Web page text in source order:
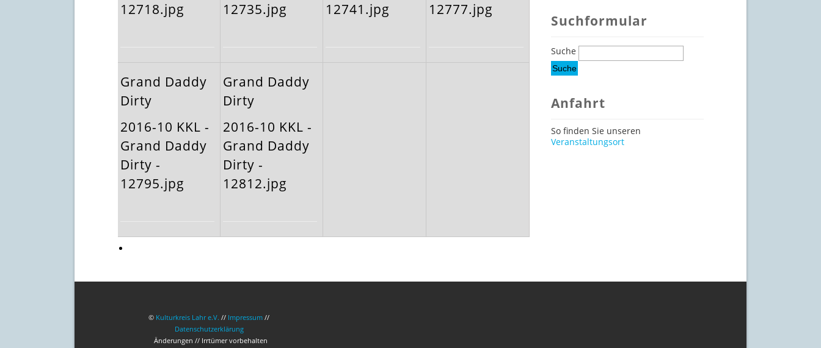
12718.jpg
12735.jpg
12741.jpg
12777.jpg
Grand Daddy
Dirty
2016-10 KKL -
Grand Daddy
Dirty -
12795.jpg
Grand Daddy
Dirty
2016-10 KKL -
Grand Daddy
Dirty -
12812.jpg
Suchformular
Suche
Anfahrt
So finden Sie unseren
Veranstaltungsort
© Kulturkreis Lahr e.V. // Impressum //
Datenschutzerklärung
Änderungen // Irrtümer vorbehalten